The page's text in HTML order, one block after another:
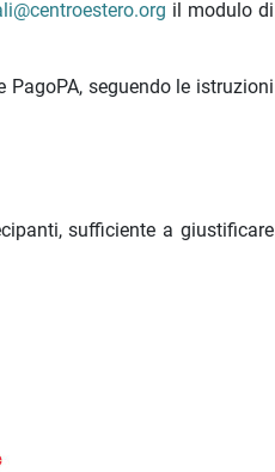
il modulo di
seguendo le istruzioni
sufficiente a giustificare